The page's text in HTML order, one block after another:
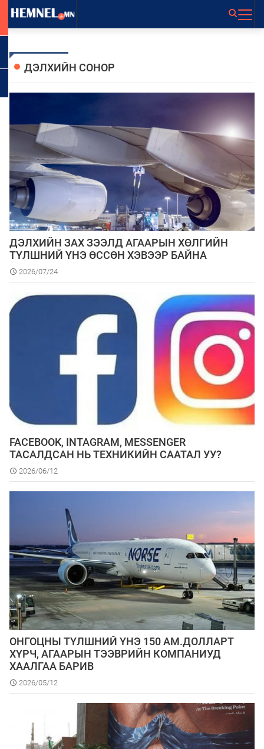
ДЭЛХИЙН СОНОР
ДЭЛХИЙН ЗАХ ЗЭЭЛД АГААРЫН ХӨЛГИЙН
ТҮЛШНИЙ ҮНЭ ӨССӨН ХЭВЭЭР БАЙНА
2026/07/24
FACEBOOK, INTAGRAM, MESSENGER
ТАСАЛДСАН НЬ ТЕХНИКИЙН СААТАЛ УУ?
2026/06/12
ОНГОЦНЫ ТҮЛШНИЙ ҮНЭ 150 АМ.ДОЛЛАРТ
ХҮРЧ, АГААРЫН ТЭЭВРИЙН КОМПАНИУД
ХААЛГАА БАРИВ
2026/05/12